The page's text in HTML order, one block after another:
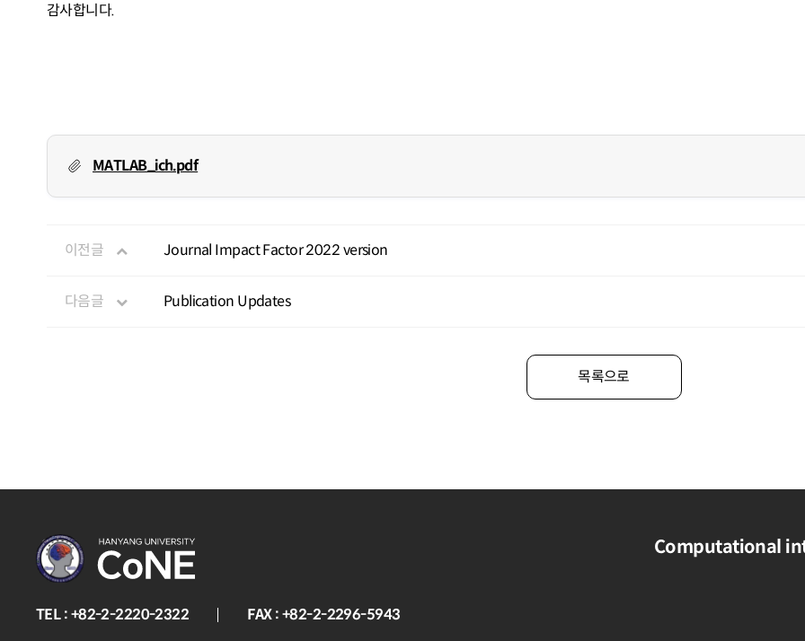
감사합니다.
MATLAB_ich.pdf
이전글 Journal Impact Factor 2022 version
다음글 Publication Updates
목록으로
TEL : +82-2-2220-2322 FAX : +82-2-2296-5943
Computational